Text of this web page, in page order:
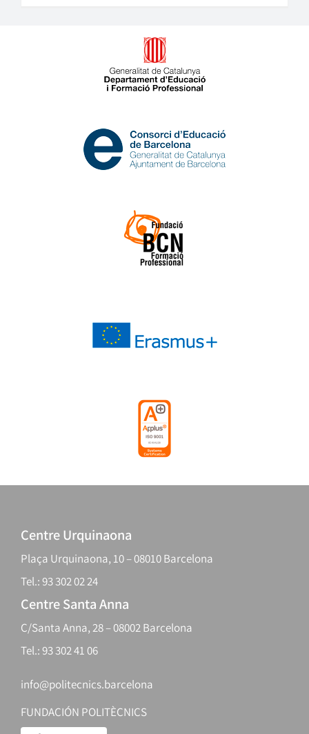
Centre Urquinaona
Plaça Urquinaona, 10 – 08010 Barcelona
Tel.: 93 302 02 24
Centre Santa Anna
C/Santa Anna, 28 – 08002 Barcelona
Tel.: 93 302 41 06
info@politecnics.barcelona
FUNDACIÓN POLITÈCNICS